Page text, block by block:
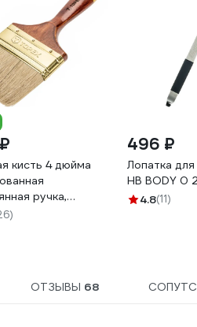
кисть 4 дюйма
ручка,
щетина, для
496 ₽
Лопатка
HB BODY 0
4.8(11)
ОТЗЫВЫ 68